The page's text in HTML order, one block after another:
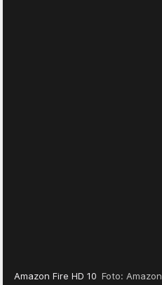
Amazon Fire HD 10 Foto: Amazon